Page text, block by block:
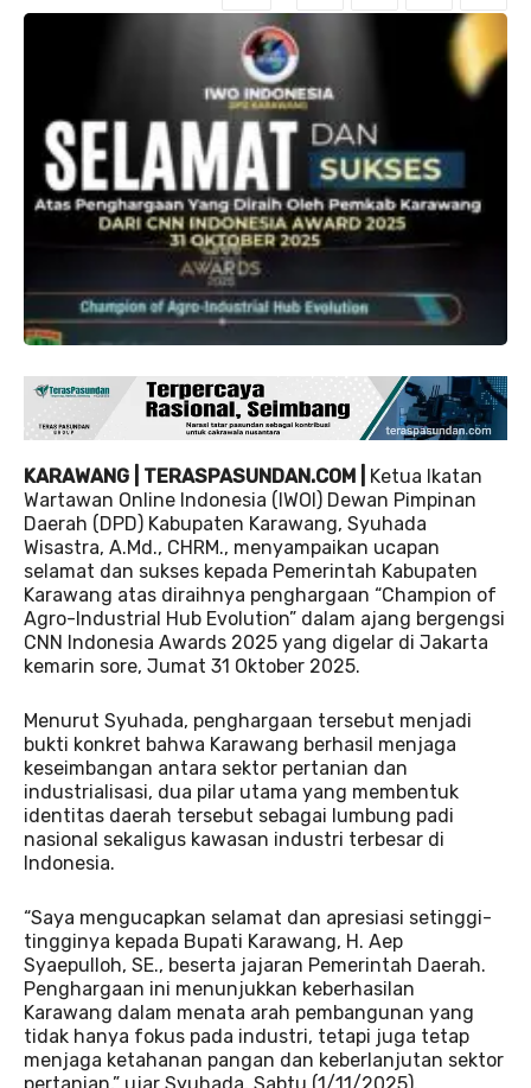
KARAWANG | TERASPASUNDAN.COM |
Ketua Ikatan
Wartawan Online Indonesia (IWOI) Dewan Pimpinan
Daerah (DPD) Kabupaten Karawang, Syuhada
Wisastra, A.Md., CHRM., menyampaikan ucapan
selamat dan sukses kepada Pemerintah Kabupaten
Karawang atas diraihnya penghargaan “Champion of
Agro-Industrial Hub Evolution” dalam ajang bergengsi
CNN Indonesia Awards 2025 yang digelar di Jakarta
kemarin sore, Jumat 31 Oktober 2025.
Menurut Syuhada, penghargaan tersebut menjadi
bukti konkret bahwa Karawang berhasil menjaga
keseimbangan antara sektor pertanian dan
industrialisasi, dua pilar utama yang membentuk
identitas daerah tersebut sebagai lumbung padi
nasional sekaligus kawasan industri terbesar di
Indonesia.
“Saya mengucapkan selamat dan apresiasi setinggi-
tingginya kepada Bupati Karawang, H. Aep
Syaepulloh, SE., beserta jajaran Pemerintah Daerah.
Penghargaan ini menunjukkan keberhasilan
Karawang dalam menata arah pembangunan yang
tidak hanya fokus pada industri, tetapi juga tetap
menjaga ketahanan pangan dan keberlanjutan sektor